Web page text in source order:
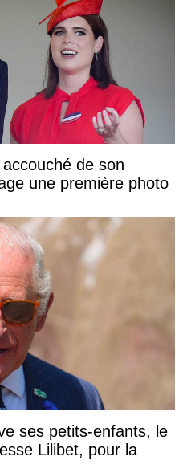
de son
une première photo
ses petits-enfants, le
Lilibet, pour la